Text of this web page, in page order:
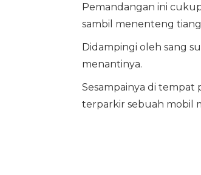
Pemandangan ini
sambil menenteng
Didampingi oleh sang
menantinya.
Sesampainya di
terparkir sebuah mobil